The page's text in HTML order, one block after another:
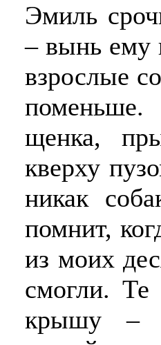
Эмиль
– вынь ему
взрослые
поменьше.
щенка,
кверху
никак
помнит,
из моих
смогли. Те
крышу –